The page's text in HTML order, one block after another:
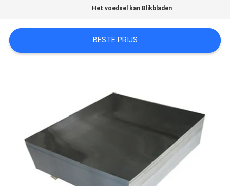
OM EEN
CITAAT
PRIVACYBELEID
Het voedsel kan Blikbladen
BESTE PRIJS